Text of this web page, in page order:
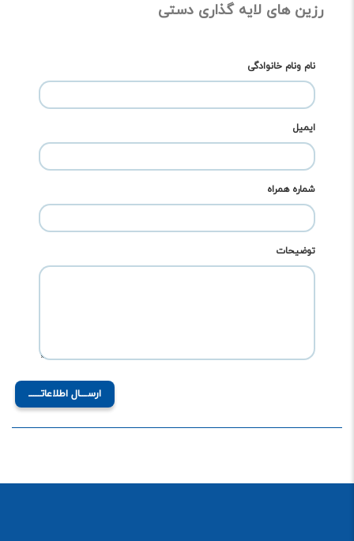
رزین های لایه گذاری دستی
نام ونام خانوادگی
ایمیل
شماره همراه
توضیحات
ارســـال اطلاعاتـــــ